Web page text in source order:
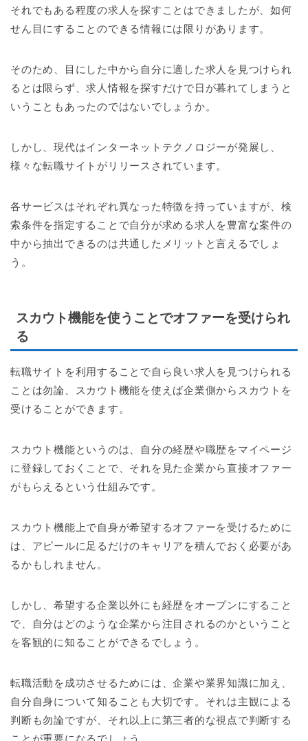
それでもある程度の求人を探すことはできましたが、如何
せん目にすることのできる情報には限りがあります。
そのため、目にした中から自分に適した求人を見つけられ
るとは限らず、求人情報を探すだけで日が暮れてしまうと
いうこともあったのではないでしょうか。
しかし、現代はインターネットテクノロジーが発展し、
様々な転職サイトがリリースされています。
各サービスはそれぞれ異なった特徴を持っていますが、検
索条件を指定することで自分が求める求人を豊富な案件の
中から抽出できるのは共通したメリットと言えるでしょ
う。
スカウト機能を使うことでオファーを受けられ
る
転職サイトを利用することで自ら良い求人を見つけられる
ことは勿論、スカウト機能を使えば企業側からスカウトを
受けることができます。
スカウト機能というのは、自分の経歴や職歴をマイページ
に登録しておくことで、それを見た企業から直接オファー
がもらえるという仕組みです。
スカウト機能上で自身が希望するオファーを受けるために
は、アピールに足るだけのキャリアを積んでおく必要があ
るかもしれません。
しかし、希望する企業以外にも経歴をオープンにすること
で、自分はどのような企業から注目されるのかということ
を客観的に知ることができるでしょう。
転職活動を成功させるためには、企業や業界知識に加え、
自分自身について知ることも大切です。それは主観による
判断も勿論ですが、それ以上に第三者的な視点で判断する